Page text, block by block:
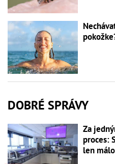
DOBRÉ SPRÁVY
Za
proces:
len